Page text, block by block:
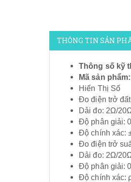
THÔNG TIN SẢN
Thông số kỹ
Mã sản
Hiển Thị Số
Đo điện trở
Dải đo: 2Ω/
Độ phân giải:
Độ chính xác:
Đo điện trở
Dải đo: 2Ω/
Độ phân giải:
Độ chính xác: